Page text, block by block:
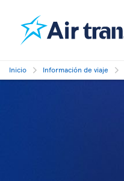
Inicio Información de viaje